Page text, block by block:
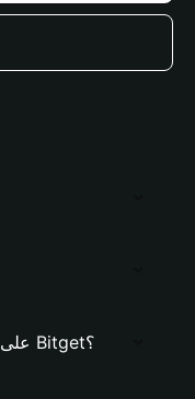
كيفية إنشاء محفظة ITFR على محفظة Bitget؟